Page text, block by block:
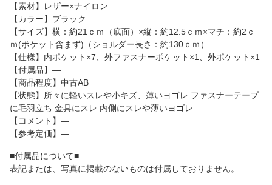
【素材】レザー×ナイロン
【カラー】ブラック
【サイズ】横：約21ｃｍ（底面）×縦：約12.5ｃｍ×マチ：約2ｃ
ｍ(ポケット含まず)（ショルダー長さ：約130ｃｍ）
【仕様】内ポケット×7、外ファスナーポケット×1、外ポケット×1
【付属品】―
【商品程度】中古AB
【状態】所々に軽いスレや小キズ、薄いヨゴレ ファスナーテープ
に毛羽立ち 金具にスレ 内側にスレや薄いヨゴレ
【コメント】―
【参考定価】―
■付属品について■
表記または、写真に掲載のないものは付属しておりません。